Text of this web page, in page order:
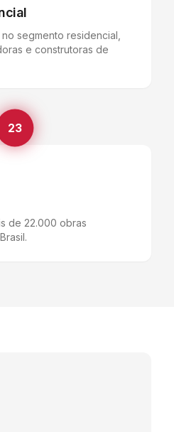
segmento residencial,
e construtoras de
23
de 22.000 obras